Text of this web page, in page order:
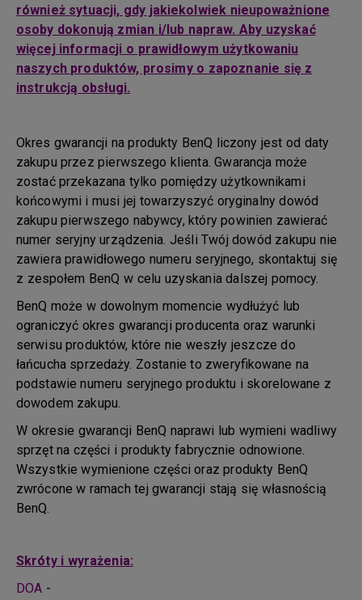
również sytuacji, gdy jakiekolwiek nieupoważnione
osoby dokonują zmian i/lub napraw. Aby uzyskać
więcej informacji o prawidłowym użytkowaniu
naszych produktów, prosimy o zapoznanie się z
instrukcją obsługi.
Okres gwarancji na produkty BenQ liczony jest od daty
zakupu przez pierwszego klienta. Gwarancja może
zostać przekazana tylko pomiędzy użytkownikami
końcowymi i musi jej towarzyszyć oryginalny dowód
zakupu pierwszego nabywcy, który powinien zawierać
numer seryjny urządzenia. Jeśli Twój dowód zakupu nie
zawiera prawidłowego numeru seryjnego, skontaktuj się
z zespołem BenQ w celu uzyskania dalszej pomocy.
BenQ może w dowolnym momencie wydłużyć lub
ograniczyć okres gwarancji producenta oraz warunki
serwisu produktów, które nie weszły jeszcze do
łańcucha sprzedaży. Zostanie to zweryfikowane na
podstawie numeru seryjnego produktu i skorelowane z
dowodem zakupu.
W okresie gwarancji BenQ naprawi lub wymieni wadliwy
sprzęt na części i produkty fabrycznie odnowione.
Wszystkie wymienione części oraz produkty BenQ
zwrócone w ramach tej gwarancji stają się własnością
BenQ.
Skróty i wyrażenia:
DOA -